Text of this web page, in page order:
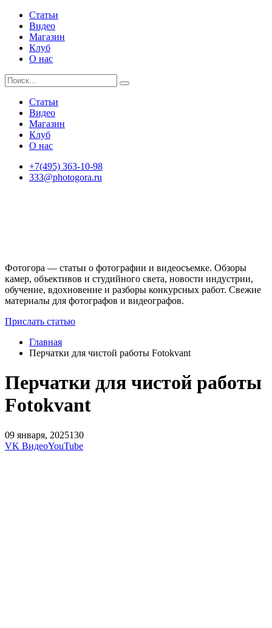
Статьи
Видео
Магазин
Клуб
О нас
Статьи
Видео
Магазин
Клуб
О нас
+7(495) 363-10-98
333@photogora.ru
Фотогора — статьи о фотографии и видеосъемке. Обзоры
камер, объективов и студийного света, новости индустрии,
обучение, вдохновение и разборы конкурсных работ. Свежие
материалы для фотографов и видеографов.
Прислать статью
Главная
Перчатки для чистой работы Fotokvant
Перчатки для чистой работы
Fotokvant
09 января, 2025130
VK ВидеоYouTube